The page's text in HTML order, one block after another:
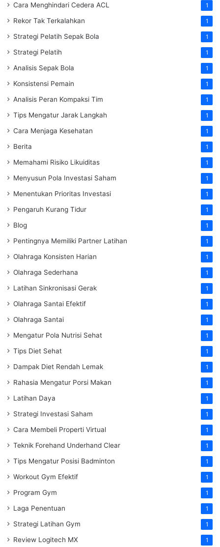
Cara Menghindari Cedera ACL 1
Rekor Tak Terkalahkan 1
Strategi Pelatih Sepak Bola 1
Strategi Pelatih 1
Analisis Sepak Bola 1
Konsistensi Pemain 1
Analisis Peran Kompaksi Tim 1
Tips Mengatur Jarak Langkah 1
Cara Menjaga Kesehatan 1
Berita 1
Memahami Risiko Likuiditas 1
Menyusun Pola Investasi Saham 1
Menentukan Prioritas Investasi 1
Pengaruh Kurang Tidur 1
Blog 1
Pentingnya Memiliki Partner Latihan 1
Olahraga Konsisten Harian 1
Olahraga Sederhana 1
Latihan Sinkronisasi Gerak 1
Olahraga Santai Efektif 1
Olahraga Santai 1
Mengatur Pola Nutrisi Sehat 1
Tips Diet Sehat 1
Dampak Diet Rendah Lemak 1
Rahasia Mengatur Porsi Makan 1
Latihan Daya 1
Strategi Investasi Saham 1
Cara Membeli Properti Virtual 1
Teknik Forehand Underhand Clear 1
Tips Mengatur Posisi Badminton 1
Workout Gym Efektif 1
Program Gym 1
Laga Penentuan 1
Strategi Latihan Gym 1
Review Logitech MX 1